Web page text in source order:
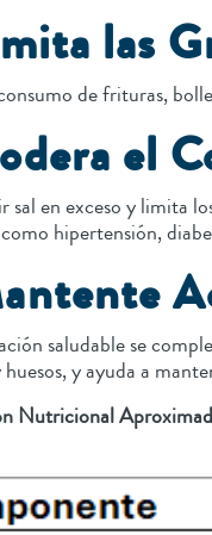
las
de frituras,
el
sal en exceso y limita
hipertensión,
saludable se
y ayuda a
Nutricional